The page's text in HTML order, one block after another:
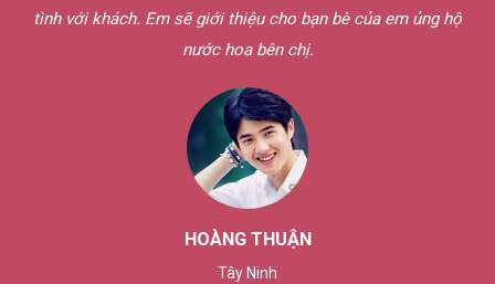
tình với khách. Em sẽ giới thiệu cho bạn bè của em ủng hộ
nước hoa bên chị.
HOÀNG THUẬN
Tây Ninh